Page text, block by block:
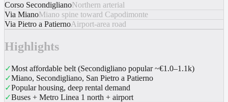
Corso SecondiglianoNorthern arterial
Via MianoMiano spine toward Capodimonte
Via Pietro a PatiernoAirport-area road
Highlights
✓Most affordable belt (Secondigliano popular ~€1.0–1.1k)
✓Miano, Secondigliano, San Pietro a Patierno
✓Popular housing, deep rental demand
✓Buses + Metro Linea 1 north + airport